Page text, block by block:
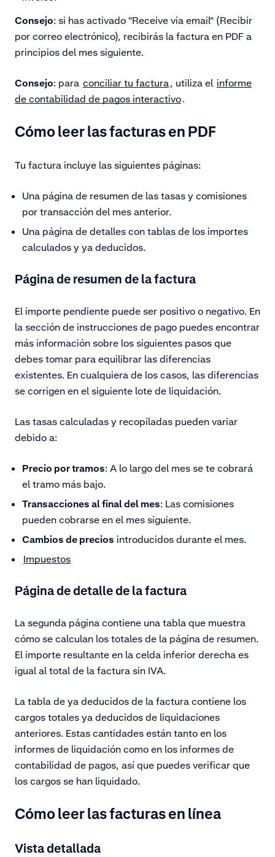
Consejo: si has activado "Receive via email" (Recibir
por correo electrónico), recibirás la factura en PDF a
principios del mes siguiente.
Consejo: para conciliar tu factura, utiliza el informe
de contabilidad de pagos interactivo.
Cómo leer las facturas en PDF
Tu factura incluye las siguientes páginas:
Una página de resumen de las tasas y comisiones
por transacción del mes anterior.
Una página de detalles con tablas de los importes
calculados y ya deducidos.
Página de resumen de la factura
El importe pendiente puede ser positivo o negativo. En
la sección de instrucciones de pago puedes encontrar
más información sobre los siguientes pasos que
debes tomar para equilibrar las diferencias
existentes. En cualquiera de los casos, las diferencias
se corrigen en el siguiente lote de liquidación.
Las tasas calculadas y recopiladas pueden variar
debido a:
Precio por tramos: A lo largo del mes se te cobrará
el tramo más bajo.
Transacciones al final del mes: Las comisiones
pueden cobrarse en el mes siguiente.
Cambios de precios introducidos durante el mes.
Impuestos
Página de detalle de la factura
La segunda página contiene una tabla que muestra
cómo se calculan los totales de la página de resumen.
El importe resultante en la celda inferior derecha es
igual al total de la factura sin IVA.
La tabla de ya deducidos de la factura contiene los
cargos totales ya deducidos de liquidaciones
anteriores. Estas cantidades están tanto en los
informes de liquidación como en los informes de
contabilidad de pagos, así que puedes verificar que
los cargos se han liquidado.
Cómo leer las facturas en línea
Vista detallada